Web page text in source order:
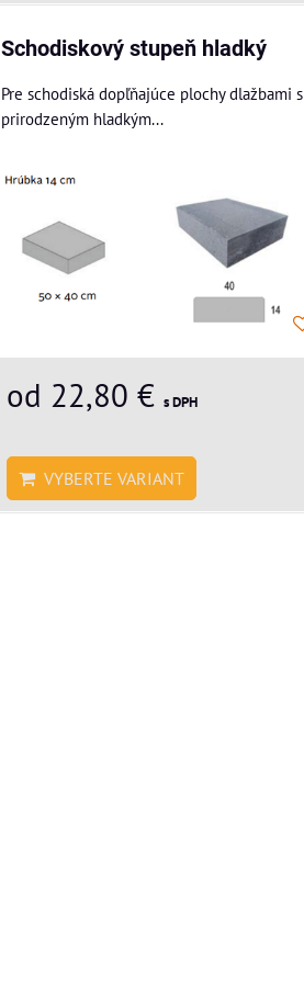
Schodiskový stupeň hladký
Pre schodiská dopľňajúce plochy dlažbami s
prirodzeným hladkým...
od 22,80 € s DPH
VYBERTE VARIANT